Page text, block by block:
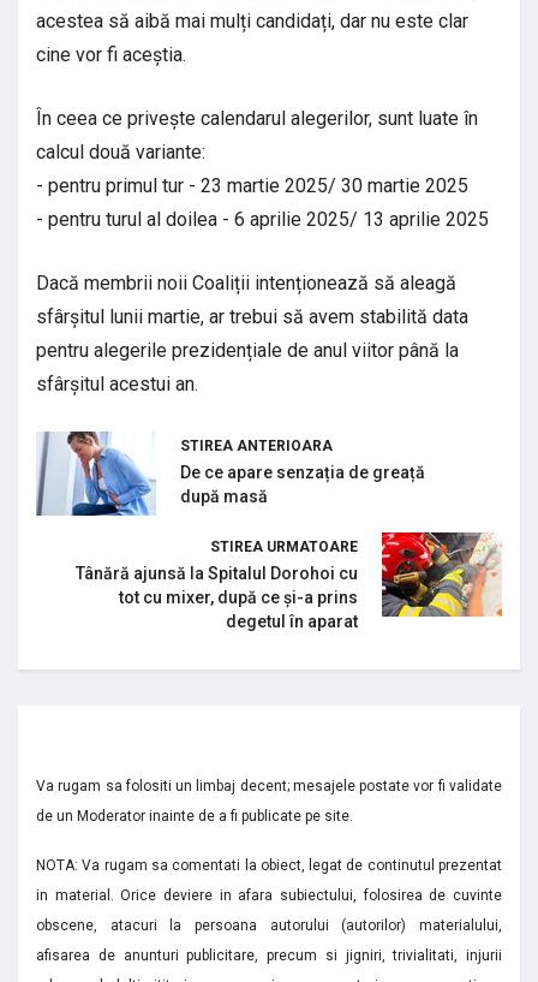
acestea să aibă mai mulți candidați, dar nu este clar
cine vor fi aceștia.
În ceea ce privește calendarul alegerilor, sunt luate în
calcul două variante:
- pentru primul tur - 23 martie 2025/ 30 martie 2025
- pentru turul al doilea - 6 aprilie 2025/ 13 aprilie 2025
Dacă membrii noii Coaliții intenționează să aleagă
sfârșitul lunii martie, ar trebui să avem stabilită data
pentru alegerile prezidențiale de anul viitor până la
sfârșitul acestui an.
STIREA ANTERIOARA
De ce apare senzația de greață
după masă
STIREA URMATOARE
Tânără ajunsă la Spitalul Dorohoi cu
tot cu mixer, după ce și-a prins
degetul în aparat
Va rugam sa folositi un limbaj decent; mesajele postate vor fi validate
de un Moderator inainte de a fi publicate pe site.
NOTA: Va rugam sa comentati la obiect, legat de continutul prezentat
in material. Orice deviere in afara subiectului, folosirea de cuvinte
obscene, atacuri la persoana autorului (autorilor) materialului,
afisarea de anunturi publicitare, precum si jigniri, trivialitati, injurii